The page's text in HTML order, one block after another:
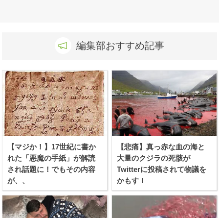
編集部おすすめ記事
【マジか！】17世紀に書か
れた「悪魔の手紙」が解読
され話題に！でもその内容
が、、
【悲痛】真っ赤な血の海と
大量のクジラの死骸が
Twitterに投稿されて物議を
かもす！